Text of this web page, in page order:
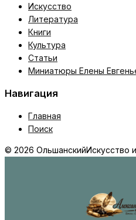
Искусство
Литература
Книги
Культура
Статьи
Миниатюры Елены
Навигация
Главная
Поиск
© 2026 ОльшанскийИскусство